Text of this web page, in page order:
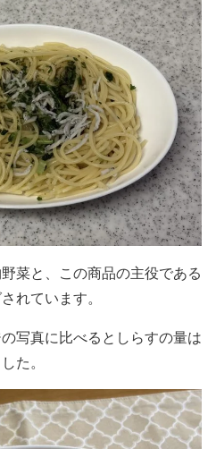
菜と、この商品の主役である
れています。
写真に比べるとしらすの量は
た。